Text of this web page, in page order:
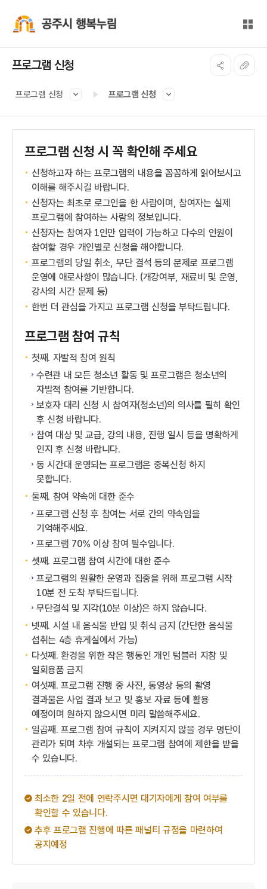
전체
프로그램 신청
프로그램 신청 프로그램 신청
프로그램 신청 시 꼭 확인해 주세요
신청하고자 하는 프로그램의 내용을 꼼꼼하게 읽어보시고
이해를 해주시길 바랍니다.
신청자는 최초로 로그인을 한 사람이며, 참여자는 실제
프로그램에 참여하는 사람의 정보입니다.
신청자는 참여자 1인만 입력이 가능하고 다수의 인원이
참여할 경우 개인별로 신청을 해야합니다.
프로그램의 당일 취소, 무단 결석 등의 문제로 프로그램
운영에 애로사항이 많습니다. (개강여부, 재료비 및 운영,
강사의 시간 문제 등)
한번 더 관심을 가지고 프로그램 신청을 부탁드립니다.
프로그램 참여 규칙
첫째. 자발적 참여 원칙
수련관 내 모든 청소년 활동 및 프로그램은 청소년의
자발적 참여를 기반합니다.
보호자 대리 신청 시 참여자(청소년)의 의사를 필히 확인
후 신청 바랍니다.
참여 대상 및 교급, 강의 내용, 진행 일시 등을 명확하게
인지 후 신청 바랍니다.
동 시간대 운영되는 프로그램은 중복신청 하지
못합니다.
둘째. 참여 약속에 대한 준수
프로그램 신청 후 참여는 서로 간의 약속임을
기억해주세요.
프로그램 70% 이상 참여 필수입니다.
셋째. 프로그램 참여 시간에 대한 준수
프로그램의 원활한 운영과 집중을 위해 프로그램 시작
10분 전 도착 부탁드립니다.
무단결석 및 지각(10분 이상)은 하지 않습니다.
넷째. 시설 내 음식물 반입 및 취식 금지 (간단한 음식물
섭취는 4층 휴게실에서 가능)
다섯째. 환경을 위한 작은 행동인 개인 텀블러 지참 및
일회용품 금지
여섯째. 프로그램 진행 중 사진, 동영상 등의 촬영
결과물은 사업 결과 보고 및 홍보 자료 등에 활용
예정이며 원하지 않으시면 미리 말씀해주세요.
일곱째. 프로그램 참여 규칙이 지켜지지 않을 경우 명단이
관리가 되며 차후 개설되는 프로그램 참여에 제한을 받을
수 있습니다.
최소한 2일 전에 연락주시면 대기자에게 참여 여부를
확인할 수 있습니다.
추후 프로그램 진행에 따른 패널티 규정을 마련하여
공지예정